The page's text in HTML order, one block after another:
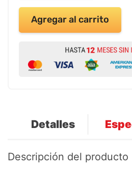
Agregar al carrito
Detalles
Descripción del producto